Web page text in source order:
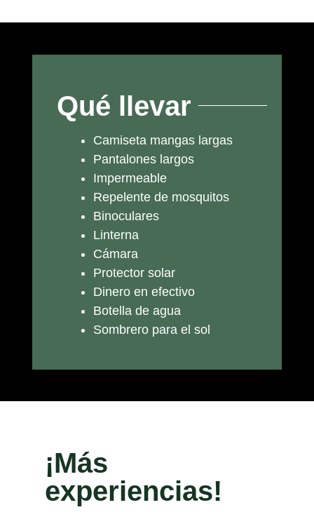
Qué llevar
Camiseta mangas largas
Pantalones largos
Impermeable
Repelente de mosquitos
Binoculares
Linterna
Cámara
Protector solar
Dinero en efectivo
Botella de agua
Sombrero para el sol
¡Más
experiencias!